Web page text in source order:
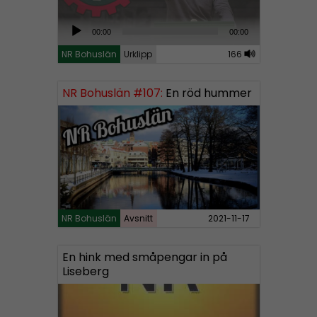
A
u
d
o
a
y
e
r
00:00 00:00
NR Bohuslän Urklipp 166
NR Bohuslän #107: En röd hummer
NR Bohuslän Avsnitt 2021-11-17
En hink med småpengar in på
Liseberg